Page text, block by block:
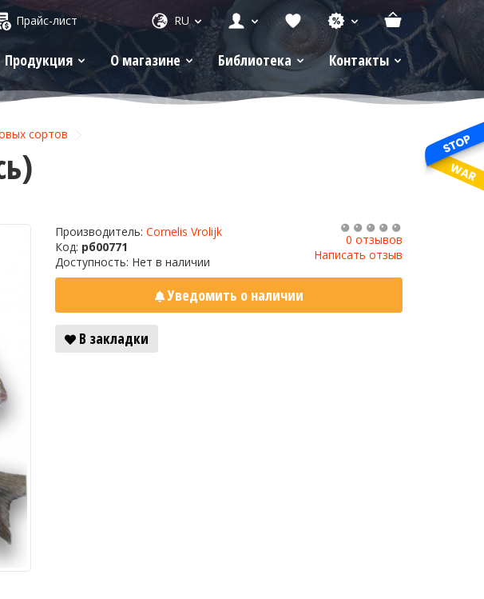
Прайс-лист RU
Продукция О магазине Библиотека Контакты
сортов
Производитель: Cornelis Vrolijk
Код: рб00771
Доступность: Нет в наличии
0 отзывов
Написать отзыв
Уведомить о наличии
В закладки